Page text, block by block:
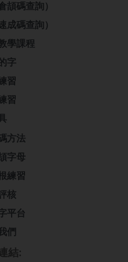
頡碼查詢）
成碼查詢）
學課程
字
習
習
方法
字母
練習
核
平台
們
結: